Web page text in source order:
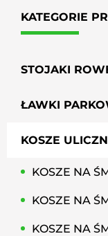
KATEGORIE
STOJAKI
ŁAWKI
KOSZE
KOSZE NA
KOSZE NA
KOSZE NA